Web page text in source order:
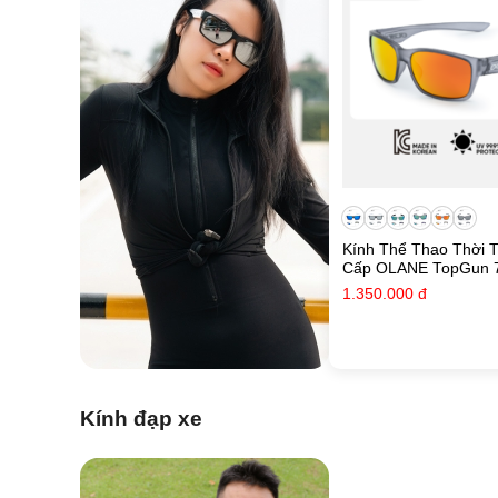
Kính Thể Thao Thời
Cấp OLANE TopGun
Cực Polarized Chống
1.350.000 đ
Kính đạp xe